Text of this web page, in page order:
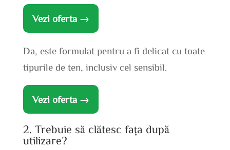
Vezi oferta →
Da, este formulat pentru a fi delicat cu toate
tipurile de ten, inclusiv cel sensibil.
Vezi oferta →
2. Trebuie să clătesc fața după
utilizare?